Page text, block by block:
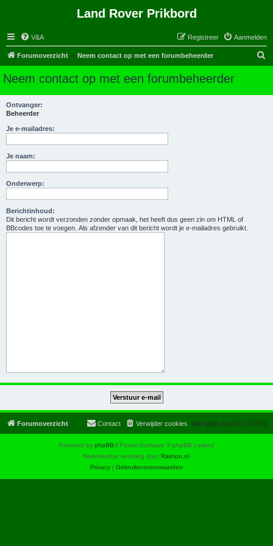
Land Rover Prikbord
V&A Aanmelden
Registreer
Forumoverzicht Neem contact op met een forumbeheerder
Neem contact op met een forumbeheerder
Ontvanger:
Beheerder
Je e-mailadres:
Je naam:
Onderwerp:
Berichtinhoud:
Dit bericht wordt verzonden zonder opmaak, het heeft dus geen zin om HTML of
BBcodes toe te voegen. Als afzender van dit bericht wordt je e-mailadres gebruikt.
Forumoverzicht Alle tijden zijn UTC+02:00
Verwijder cookies
Contact
Powered by phpBB® Forum Software © phpBB Limited
Nederlandse vertaling door Raimon.nl.
Privacy | Gebruikersvoorwaarden